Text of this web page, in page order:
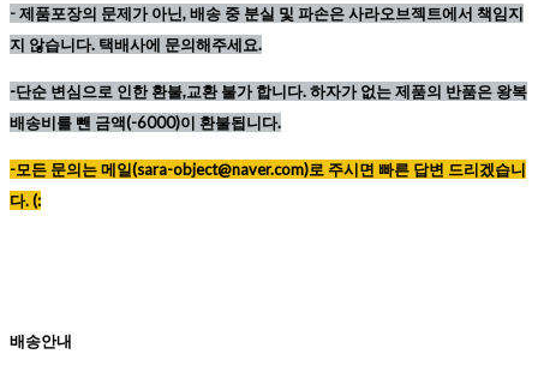
-제품포장의 문제가 아닌, 배송 중 분실 및 파손은 사라오브젝트에서 책임지
지 않습니다. 택배사에 문의해주세요.
-단순 변심으로 인한 환불,교환 불가 합니다. 하자가 없는 제품의 반품은 왕복
배송비를 뺀 금액(-6000)이 환불됩니다.
-모든 문의는 메일(sara-object@naver.com)로 주시면 빠른 답변 드리겠습니
다. (:
배송안내